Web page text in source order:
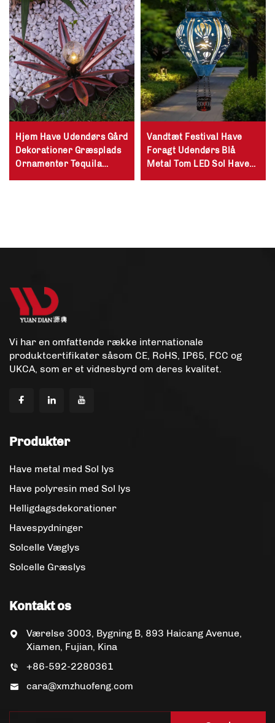
Hjem Have Udendørs Gård
Dekorationer Græsplads
Ornamenter Tequila
Rustisk Skulptur Metal
Vandtæt Festival Have
Foragt Udendørs Blå
Metal Tom LED Sol Have
Lys Varmeballon
Vi har en omfattende række internationale
produktcertifikater såsom CE, RoHS, IP65, FCC og
UKCA, som er et vidnesbyrd om deres kvalitet.
Produkter
Have metal med Sol lys
Have polyresin med Sol lys
Helligdagsdekorationer
Havespydninger
Solcelle Væglys
Solcelle Græslys
Kontakt os
Værelse 3003, Bygning B, 893 Haicang Avenue,
Xiamen, Fujian, Kina
+86-592-2280361
cara@xmzhuofeng.com